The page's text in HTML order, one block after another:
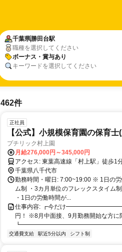
千葉県勝田台駅
職種を選択してください
ボーナス・賞与あり
キーワードを選択してください
462件
正社員
【公式】小規模保育園の保育
プチリック村上園
月給276,000円～345,000円
アクセス: 東葉高速線「村上駅」徒歩1
千葉県八千代市
勤務時間・曜日: 7:00~19:00 ※ 1日の
ム制 ・3カ月単位のフレックスタイム
・1日の労働時間が...
仕事内容: ┏今だけ
円！ ※8月中面接、9月勤務開始な方に
┗━━━━━━━━━━━━━━━━━━━┛
交通費支給 駅近5分以内 シフト制